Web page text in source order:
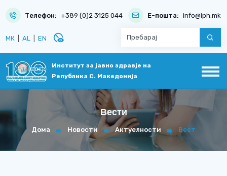
Телефон: +389 (0)2 3125 044 Е-пошта: info@iph.mk
МК AL EN disabled_visible
Институт за јавно здравје на
Република С. Македонија
Вести
Дома Новости Актуелности Вест